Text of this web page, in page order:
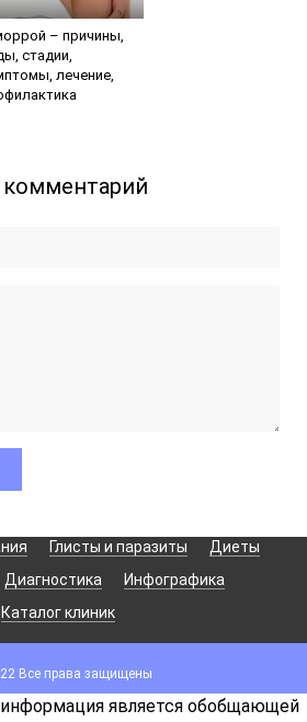
– причины,
стадии,
лечение,
Глисты и паразиты
Диеты
Диагностика
Инфографика
Каталог клиник
Все права защищены
информация является обобщающей